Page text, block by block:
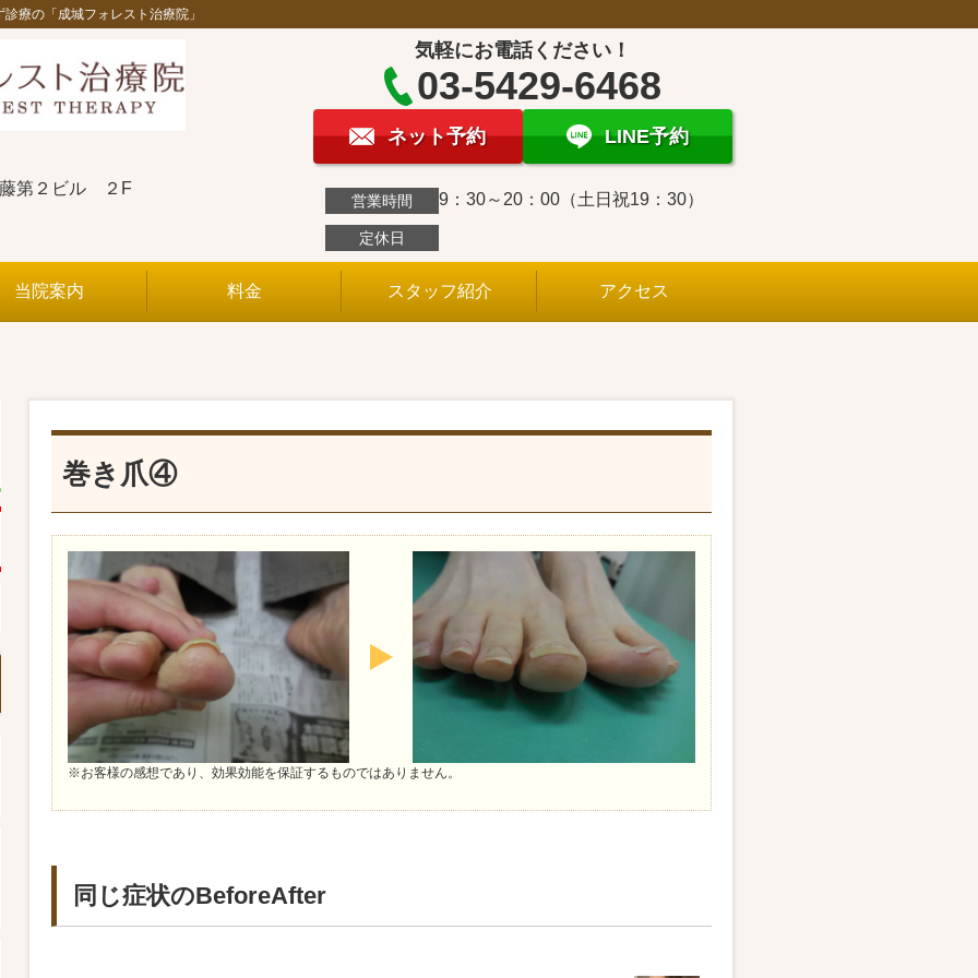
療の「成城フォレスト治療院」
第２ビル ２F
気軽にお電話ください！
03-5429-6468
ネット予約 LINE予約
営業時間 9：30～20：00（土日祝19：30）
定休日
当院案内 料金 スタッフ紹介 アクセス
巻き爪④
※お客様の感想であり、効果効能を保証するものではありません。
同じ症状のBeforeAfter